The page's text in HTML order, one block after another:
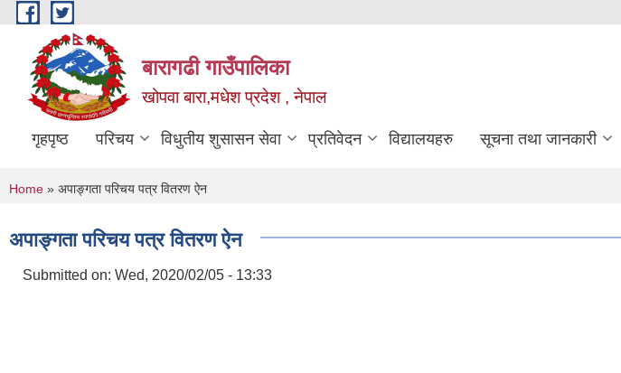
Skip to main content
बारागढी गाउँपालिका
खोपवा बारा,मधेश प्रदेश , नेपाल
गृहपृष्ठ परिचय विधुतीय शुसासन सेवा प्रतिवेदन विद्यालयहरु सूचना तथा जानकारी
You are here
Home » अपाङ्गता परिचय पत्र वितरण ऐन
अपाङ्गता परिचय पत्र वितरण ऐन
Submitted on: Wed, 2020/02/05 - 13:33